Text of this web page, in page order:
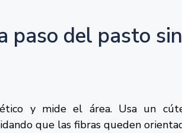
paso del pasto
y mide el área. Usa un
que las fibras queden